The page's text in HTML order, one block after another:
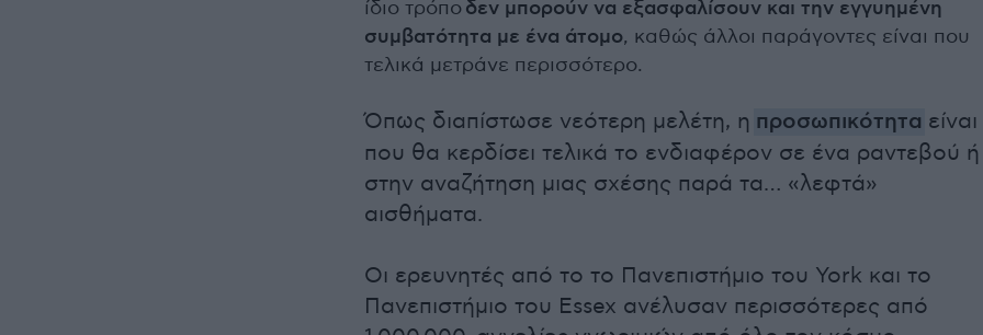
ίδιο τρόποδεν μπορούν να εξασφαλίσουν και την εγγυημένη
συμβατότητα με ένα άτομο, καθώς άλλοι παράγοντες είναι που
τελικά μετράνε περισσότερο.
Όπως διαπίστωσε νεότερη μελέτη, η προσωπικότητα είναι
που θα κερδίσει τελικά το ενδιαφέρον σε ένα ραντεβού ή
στην αναζήτηση μιας σχέσης παρά τα… «λεφτά»
αισθήματα.
Οι ερευνητές από το το Πανεπιστήμιο του York και το
Πανεπιστήμιο του Essex ανέλυσαν περισσότερες από